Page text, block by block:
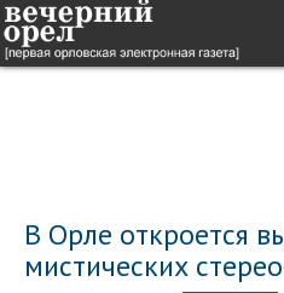
В Орле откроется
мистических